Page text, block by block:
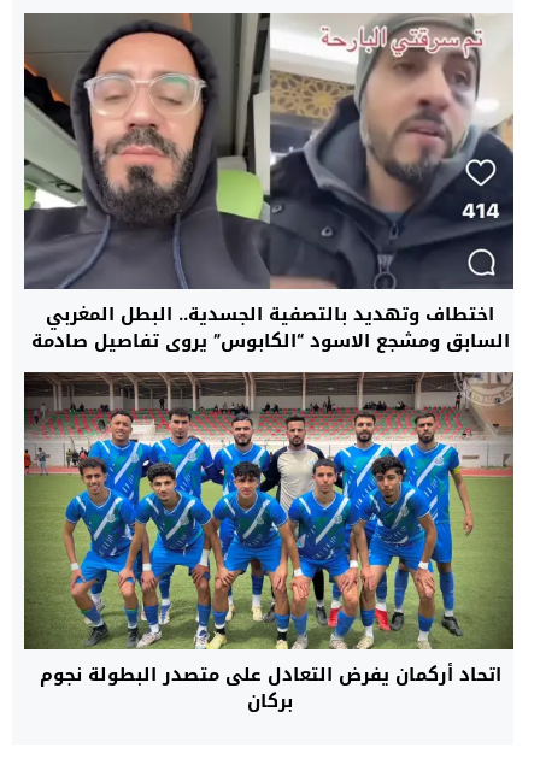
اختطاف وتهديد بالتصفية الجسدية.. البطل المغربي
السابق ومشجع الاسود “الكابوس” يروي تفاصيل صادمة
من بلجيكا
اتحاد أركمان يفرض التعادل على متصدر البطولة نجوم
بركان